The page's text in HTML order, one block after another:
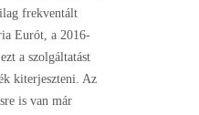
frekventált
Eurót, a 2016-
a szolgáltatást
kiterjeszteni. Az
is van már